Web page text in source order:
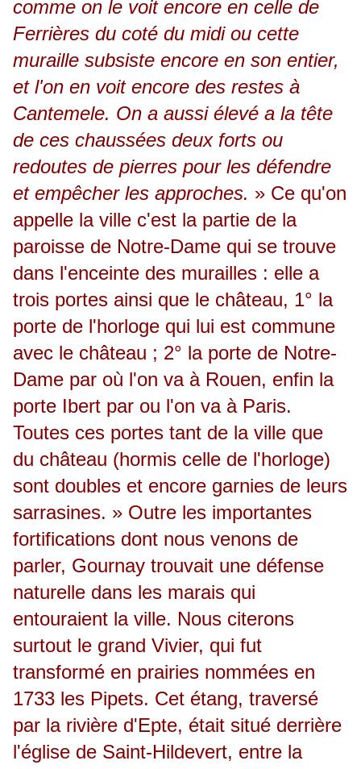
comme on le voit encore en celle de
Ferrières du coté du midi ou cette
muraille subsiste encore en son entier,
et l'on en voit encore des restes à
Cantemele. On a aussi élevé a la tête
de ces chaussées deux forts ou
redoutes de pierres pour les défendre
et empêcher les approches. » Ce qu'on
appelle la ville c'est la partie de la
paroisse de Notre-Dame qui se trouve
dans l'enceinte des murailles : elle a
trois portes ainsi que le château, 1° la
porte de l'horloge qui lui est commune
avec le château ; 2° la porte de Notre-
Dame par où l'on va à Rouen, enfin la
porte Ibert par ou l'on va à Paris.
Toutes ces portes tant de la ville que
du château (hormis celle de l'horloge)
sont doubles et encore garnies de leurs
sarrasines. » Outre les importantes
fortifications dont nous venons de
parler, Gournay trouvait une défense
naturelle dans les marais qui
entouraient la ville. Nous citerons
surtout le grand Vivier, qui fut
transformé en prairies nommées en
1733 les Pipets. Cet étang, traversé
par la rivière d'Epte, était situé derrière
l'église de Saint-Hildevert, entre la